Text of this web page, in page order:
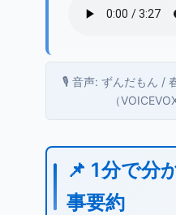
🎙️ 音声: ずんだもん /
（VOICEVOX
📌 1分で分
事要約